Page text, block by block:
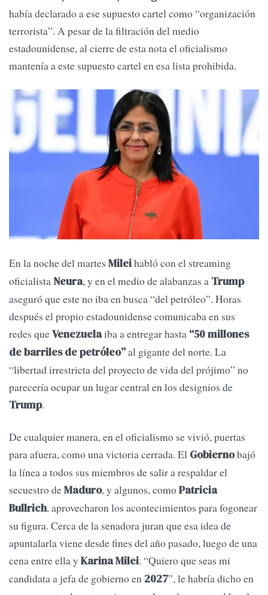
había declarado a ese supuesto cartel como “organización
terrorista”. A pesar de la filtración del medio
estadounidense, al cierre de esta nota el oficialismo
mantenía a este supuesto cartel en esa lista prohibida.
En la noche del martes Mileihabló con el streaming
oficialistaNeura, y en el medio de alabanzas a Trump
aseguró que este no iba en busca “del petróleo”. Horas
después el propio estadounidense comunicaba en sus
redes queVenezuelaiba a entregar hasta “50 millones
de barriles de petróleo”al gigante del norte. La
“libertad irrestricta del proyecto de vida del prójimo” no
parecería ocupar un lugar central en los designios de
Trump.
De cualquier manera, en el oficialismo se vivió, puertas
para afuera, como una victoria cerrada. El Gobiernobajó
la línea a todos sus miembros de salir a respaldar el
secuestro deMaduro, y algunos, comoPatricia
Bullrich, aprovecharon los acontecimientos para fogonear
su figura. Cerca de la senadora juran que esa idea de
apuntalarla viene desde fines del año pasado, luego de una
cena entre ella y Karina Milei. “Quiero que seas mi
candidata a jefa de gobierno en 2027”, le habría dicho en